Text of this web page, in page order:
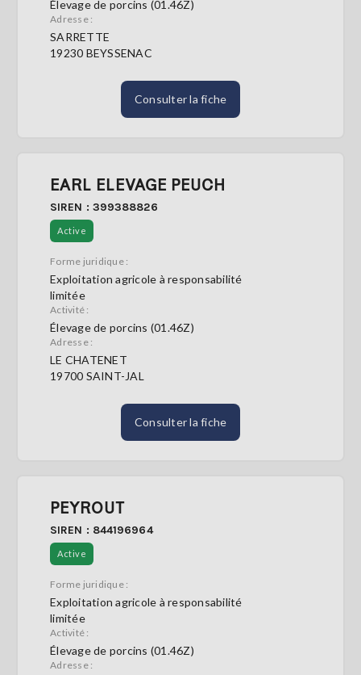
Élevage de porcins (01.46Z)
Adresse :
SARRETTE
19230 BEYSSENAC
Consulter la fiche
EARL ELEVAGE PEUCH
SIREN : 399388826
Active
Forme juridique :
Exploitation agricole à responsabilité
limitée
Activité :
Élevage de porcins (01.46Z)
Adresse :
LE CHATENET
19700 SAINT-JAL
Consulter la fiche
PEYROUT
SIREN : 844196964
Active
Forme juridique :
Exploitation agricole à responsabilité
limitée
Activité :
Élevage de porcins (01.46Z)
Adresse :